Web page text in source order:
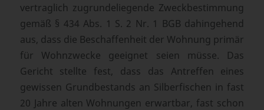
vertraglich zugrundeliegende Zweckbestimmung
gemäß § 434 Abs. 1 S. 2 Nr. 1 BGB dahingehend
aus, dass die Beschaffenheit der Wohnung primär
für Wohnzwecke geeignet seien müsse. Das
Gericht stellte fest, dass das Antreffen eines
gewissen Grundbestands an Silberfischen in fast
20 Jahre alten Wohnungen erwartbar, fast schon